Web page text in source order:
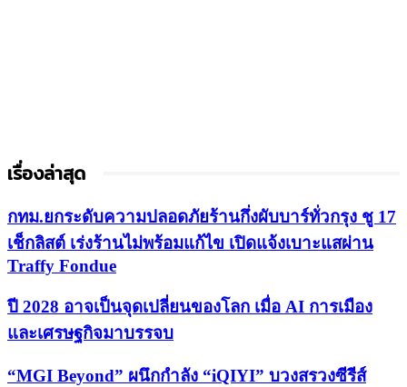
เรื่องล่าสุด
กทม.ยกระดับความปลอดภัยร้านกึ่งผับบาร์ทั่วกรุง ชู 17
เช็กลิสต์ เร่งร้านไม่พร้อมแก้ไข เปิดแจ้งเบาะแสผ่าน
Traffy Fondue
ปี 2028 อาจเป็นจุดเปลี่ยนของโลก เมื่อ AI การเมือง
และเศรษฐกิจมาบรรจบ
“MGI Beyond” ผนึกกำลัง “iQIYI” บวงสรวงซีรีส์